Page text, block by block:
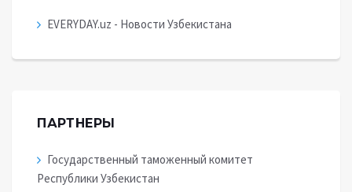
EVERYDAY.uz - Новости Узбекистана
ПАРТНЕРЫ
Государственный таможенный комитет
Республики Узбекистан